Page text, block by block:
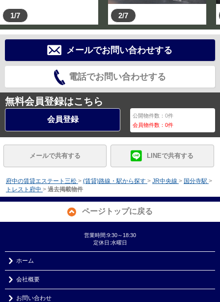
1/7 2/7
メールでお問い合わせする
電話でお問い合わせする
無料会員登録はこちら
会員登録 公開物件数：0件
会員物件数：0件
メールで共有する LINEで共有する
府中の賃貸エステート三松 > (賃貸)路線・駅から探す > JR中央線 > 国分寺駅 >
トレスト府中 > 過去掲載物件
ページトップに戻る
営業時間:9:30～18:30
定休日:水曜日
ホーム
会社概要
お問い合わせ